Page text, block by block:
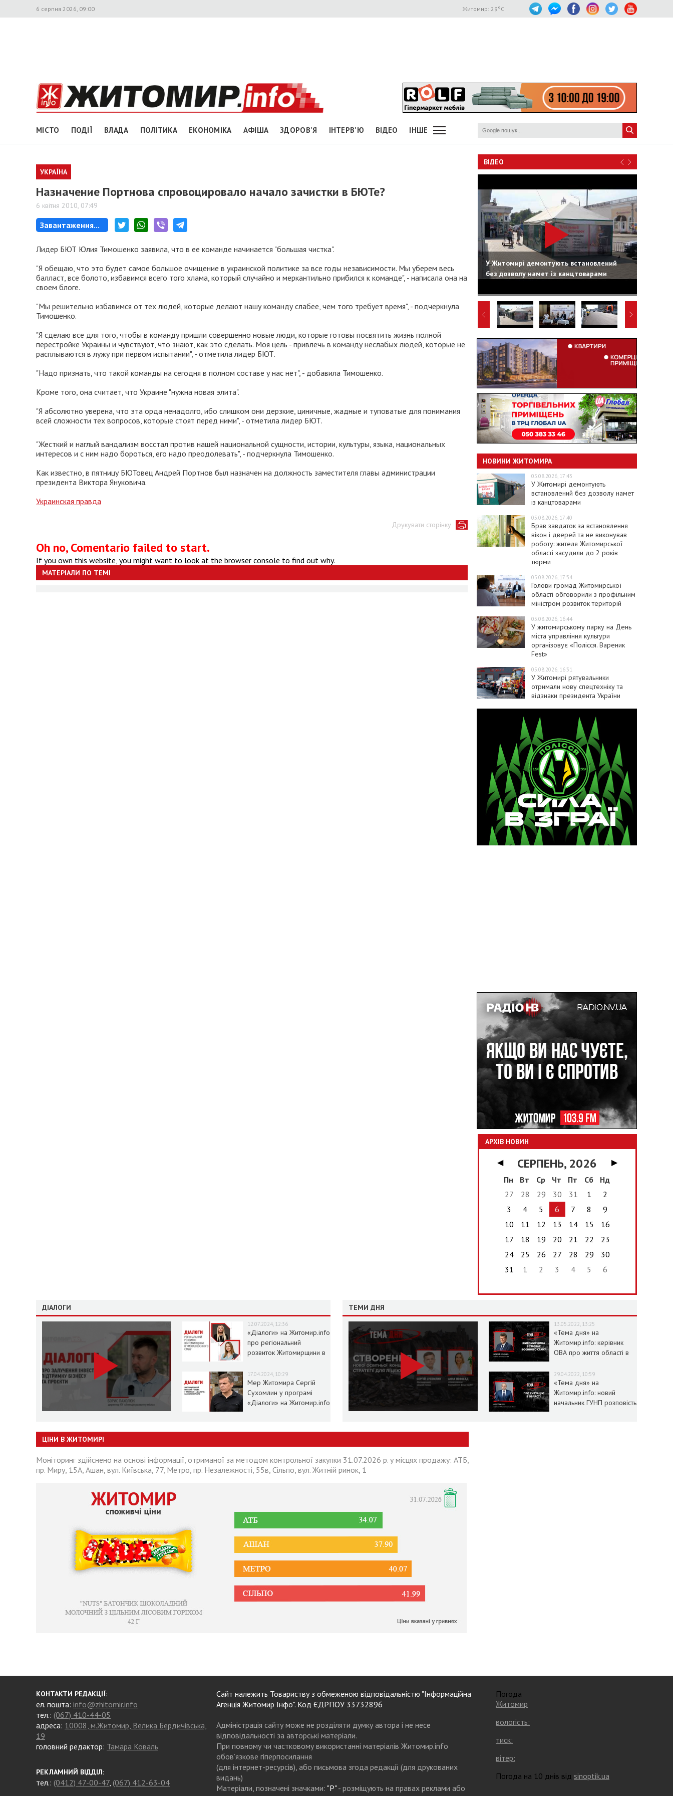
6 серпня 2026, 09:00 Житомир: 29°C
МІСТО ПОДІЇ ВЛАДА ПОЛІТИКА ЕКОНОМІКА АФІША ЗДОРОВ'Я ІНТЕРВ'Ю ВІДЕО ІНШЕ
УКРАЇНА
Назначение Портнова спровоцировало начало зачистки в БЮТе?
6 квітня 2010, 07:49
Завантаження...
Лидер БЮТ Юлия Тимошенко заявила, что в ее команде начинается "большая чистка".
"Я обещаю, что это будет самое большое очищение в украинской политике за все годы независимости. Мы уберем весь
балласт, все болото, избавимся всего того хлама, который случайно и меркантильно прибился к команде", - написала она на
своем блоге.
"Мы решительно избавимся от тех людей, которые делают нашу команду слабее, чем того требует время", - подчеркнула
Тимошенко.
"Я сделаю все для того, чтобы в команду пришли совершенно новые люди, которые готовы посвятить жизнь полной
перестройке Украины и чувствуют, что знают, как это сделать. Моя цель - привлечь в команду неслабых людей, которые не
расплываются в лужу при первом испытании", - отметила лидер БЮТ.
"Надо признать, что такой команды на сегодня в полном составе у нас нет", - добавила Тимошенко.
Кроме того, она считает, что Украине "нужна новая элита".
"Я абсолютно уверена, что эта орда ненадолго, ибо слишком они дерзкие, циничные, жадные и туповатые для понимания
всей сложности тех вопросов, которые стоят перед ними", - отметила лидер БЮТ.
"Жесткий и наглый вандализм восстал против нашей национальной сущности, истории, культуры, языка, национальных
интересов и с ним надо бороться, его надо преодолевать", - подчеркнула Тимошенко.
Как известно, в пятницу БЮТовец Андрей Портнов был назначен на должность заместителя главы администрации
президента Виктора Януковича.
Украинская правда
Друкувати сторінку
Oh no, Comentario failed to start.
If you own this website, you might want to look at the browser console to find out why.
МАТЕРІАЛИ ПО ТЕМІ
ВІДЕО
У Житомирі демонтують встановлений
без дозволу намет із канцтоварами
НОВИНИ ЖИТОМИРА
05.08.2026, 17:43
У Житомирі демонтують
встановлений без дозволу намет
із канцтоварами
05.08.2026, 17:40
Брав завдаток за встановлення
вікон і дверей та не виконував
роботу: жителя Житомирської
області засудили до 2 років
тюрми
05.08.2026, 17:34
Голови громад Житомирської
області обговорили з профільним
міністром розвиток територій
05.08.2026, 16:44
У житомирському парку на День
міста управління культури
організовує «Полісся. Вареник
Fest»
05.08.2026, 16:31
У Житомирі рятувальники
отримали нову спецтехніку та
відзнаки президента України
АРХІВ НОВИН
◀ СЕРПЕНЬ, 2026
▶
Пн
Вт Ср Чт Пт Сб
Нд
27
28 29 30 31 1
2
3
4 5 6 7 8
9
10
11 12 13 14 15
16
17
18 19 20 21 22
23
24
25 26 27 28 29
30
31
1 2 3 4 5 6
ДІАЛОГИ
12.07.2024, 12:36
«Діалоги» на Житомир.info
про регіональний
розвиток Житомирщини в
17.04.2024, 10:29
Мер Житомира Сергій
Сухомлин у програмі
«Діалоги» на Житомир.info
ТЕМИ ДНЯ
13.05.2022, 13:25
«Тема дня» на
Житомир.info: керівник
ОВА про життя області в
29.04.2022, 10:59
«Тема дня» на
Житомир.info: новий
начальник ГУНП розповість
ЦІНИ В ЖИТОМИРІ
Моніторинг здійснено на основі інформації, отриманої за методом контрольної закупки 31.07.2026 р. у місцях продажу: АТБ,
пр. Миру, 15А, Ашан, вул. Київська, 77, Метро, пр. Незалежності, 55в, Сільпо, вул. Житній ринок, 1
КОНТАКТИ РЕДАКЦІЇ:
ел. пошта: info@zhitomir.info
тел.: (067) 410-44-05
адреса: 10008, м.Житомир, Велика Бердичівська,
19
головний редактор: Тамара Коваль
РЕКЛАМНИЙ ВІДДІЛ:
тел.: (0412) 47-00-47, (067) 412-63-04
Сайт належить Товариству з обмеженою відповідальністю "Інформаційна
Агенція Житомир Інфо". Код ЄДРПОУ 33732896
Адміністрація сайту може не розділяти думку автора і не несе
відповідальності за авторські матеріали.
При повному чи частковому використанні матеріалів Житомир.info
обов’язкове гіперпосилання
(для інтернет-ресурсів), або письмова згода редакції (для друкованих
видань)
Матеріали, позначені значками: "Р"- розміщують на правах реклами або
Погода
Житомир
вологість:
тиск:
вітер:
Погода на 10 днів від sinoptik.ua